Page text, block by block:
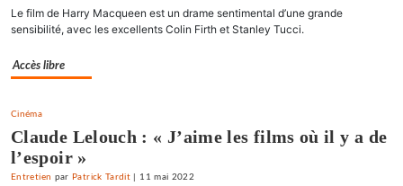
Le film de Harry Macqueen est un drame sentimental d’une grande
sensibilité, avec les excellents Colin Firth et Stanley Tucci.
Accès libre
Cinéma
Claude Lelouch : « J’aime les films où il y a de
l’espoir »
Entretien par Patrick Tardit 11 mai 2022